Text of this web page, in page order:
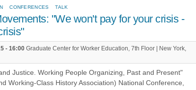
CONFERENCES TALK
"We won't pay for your crisis -
- 16:00 Graduate Center for Worker Education, 7th Floor | New York,
Justice. Working People Organizing, Past and Present"
Working-Class History Association) National Conference,